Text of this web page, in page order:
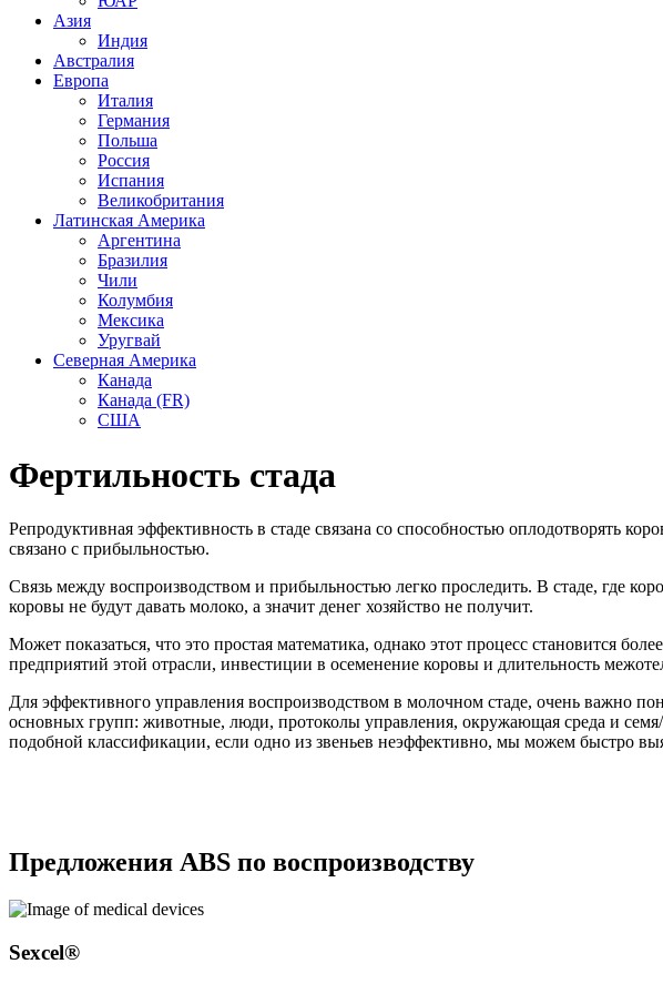
Азия
Индия
Австралия
Европа
Италия
Германия
Польша
Россия
Испания
Великобритания
Латинская Америка
Аргентина
Бразилия
Чили
Колумбия
Мексика
Уругвай
Северная Америка
Канада
Канада (FR)
США
Фертильность стада
Репродуктивная эффективность в стаде связана со способностью оплодотворять
связано с прибыльностью.
Связь между воспроизводством и прибыльностью легко проследить. В стаде, где
коровы не будут давать молоко, а значит денег хозяйство не получит.
Может показаться, что это простая математика, однако этот процесс становится
предприятий этой отрасли, инвестиции в осеменение коровы и длительность
Для эффективного управления воспроизводством в молочном стаде, очень важно
основных групп: животные, люди, протоколы управления, окружающая среда и
подобной классификации, если одно из звеньев неэффективно, мы можем быстро
Предложения ABS по воспроизводству
Sexcel®